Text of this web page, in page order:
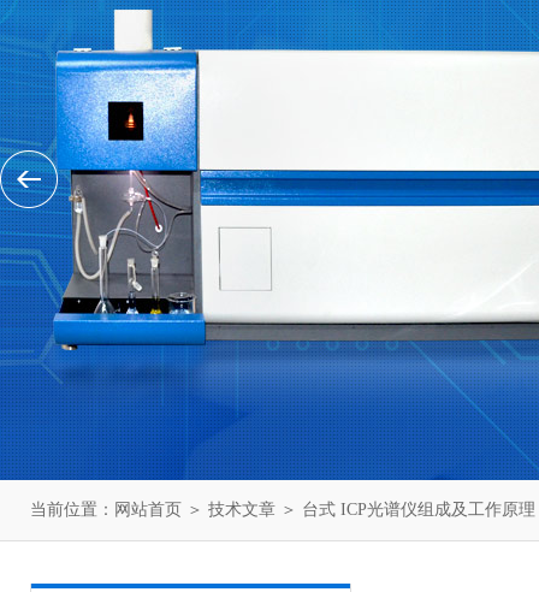
当前位置： 网站首页 ＞ 技术文章 ＞ 台式 ICP光谱仪组成及工作原理